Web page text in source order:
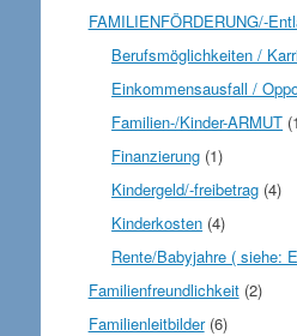
FAMILIENFÖRDERUNG/-
Berufsmöglichkeiten /
Einkommensausfall /
Familien-/Kinder-ARMUT
Finanzierung (1)
Kindergeld/-freibetrag (4)
Kinderkosten (4)
Rente/Babyjahre ( siehe:
Familienfreundlichkeit(2)
Familienleitbilder(6)